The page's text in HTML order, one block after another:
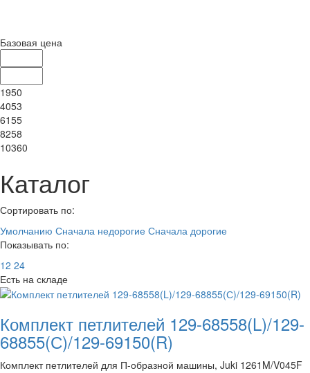
Базовая цена
1950
4053
6155
8258
10360
Каталог
Сортировать по:
Умолчанию Сначала недорогие Сначала дорогие
Показывать по:
12 24
Есть на складе
Комплект петлителей 129-68558(L)/129-
68855(С)/129-69150(R)
Комплект петлителей для П-образной машины, Juki 1261M/V045F